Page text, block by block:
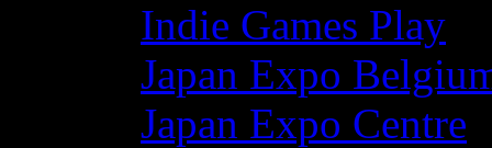
Indie Games Play
Japan Expo
Japan Expo Centre